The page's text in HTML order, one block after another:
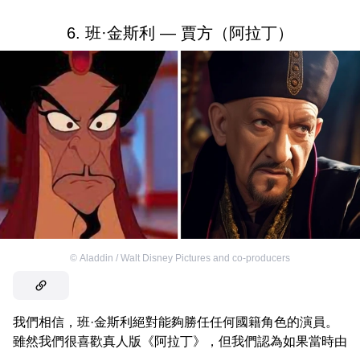
6. 班·金斯利 — 賈方（阿拉丁）
© Aladdin / Walt Disney Pictures and co-producers
我們相信，班·金斯利絕對能夠勝任任何國籍角色的演員。
雖然我們很喜歡真人版《阿拉丁》，但我們認為如果當時由